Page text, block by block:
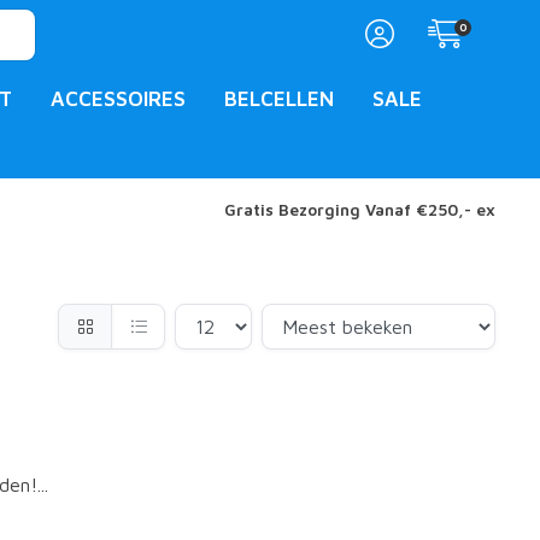
0
ACCESSOIRES BELCELLEN SALE
Gratis Bezorging Vanaf €250,- ex